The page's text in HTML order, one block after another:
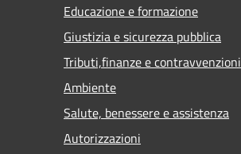
Educazione e formazione
Giustizia e sicurezza pubblica
Tributi,finanze e contravvenzioni
Ambiente
Salute, benessere e assistenza
Autorizzazioni